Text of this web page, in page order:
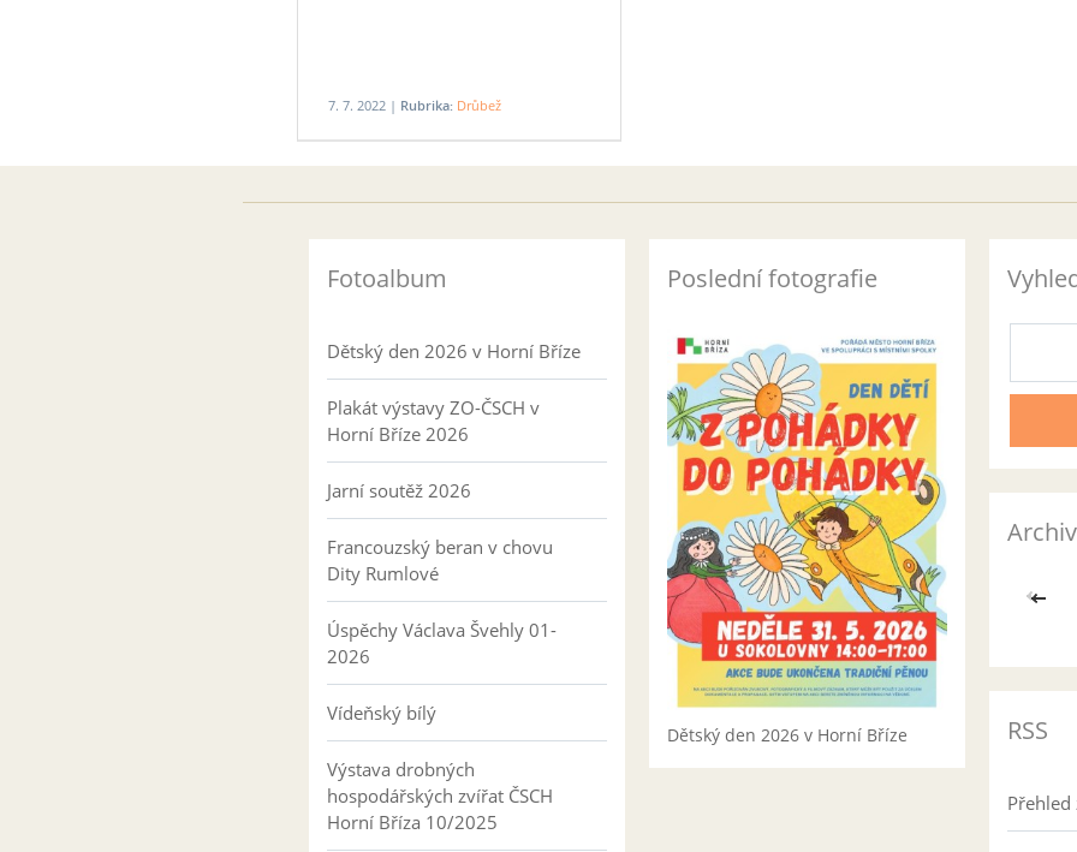
7. 7. 2022 | Rubrika: Drůbež
Fotoalbum
Dětský den 2026 v Horní Bříze
Plakát výstavy ZO-ČSCH v
Horní Bříze 2026
Jarní soutěž 2026
Francouzský beran v chovu
Dity Rumlové
Úspěchy Václava Švehly 01-
2026
Vídeňský bílý
Výstava drobných
hospodářských zvířat ČSCH
Horní Bříza 10/2025
Poslední fotografie
Dětský den 2026 v Horní Bříze
Archiv
<<
RSS